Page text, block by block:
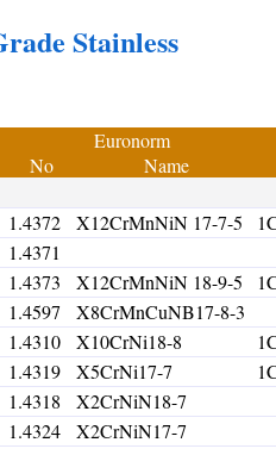
Stainless
Euronorm
No Name
1.4372 X12CrMnNiN 17-7-5
1.4371
1.4373 X12CrMnNiN 18-9-5
1.4597
X8CrMnCuNB17-8-3
1.4310 X10CrNi18-8
1.4319 X5CrNi17-7
1.4318
X2CrNiN18-7
1.4324
X2CrNiN17-7